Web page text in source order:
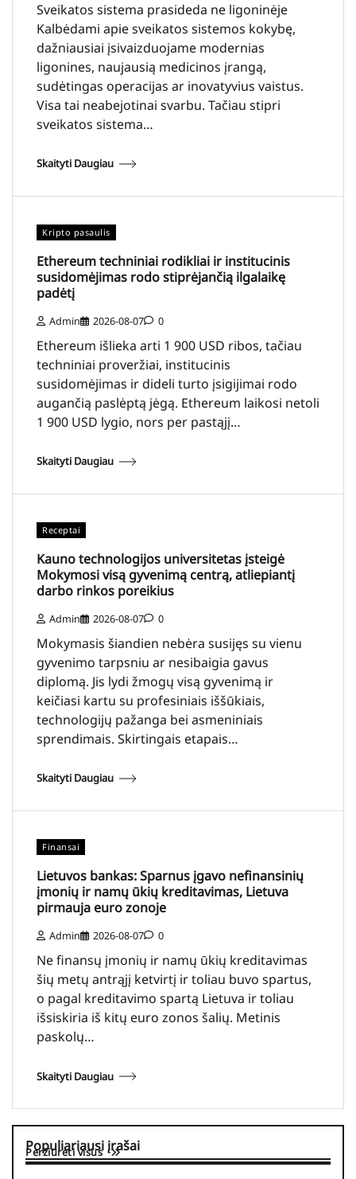
Sveikatos sistema prasideda ne ligoninėje
Kalbėdami apie sveikatos sistemos kokybę,
dažniausiai įsivaizduojame modernias
ligonines, naujausią medicinos įrangą,
sudėtingas operacijas ar inovatyvius vaistus.
Visa tai neabejotinai svarbu. Tačiau stipri
sveikatos sistema…
Skaityti Daugiau
Kripto pasaulis
Ethereum techniniai rodikliai ir institucinis
susidomėjimas rodo stiprėjančią ilgalaikę
padėtį
Admin 2026-08-07 0
Ethereum išlieka arti 1 900 USD ribos, tačiau
techniniai proveržiai, institucinis
susidomėjimas ir dideli turto įsigijimai rodo
augančią paslėptą jėgą. Ethereum laikosi netoli
1 900 USD lygio, nors per pastąjį…
Skaityti Daugiau
Receptai
Kauno technologijos universitetas įsteigė
Mokymosi visą gyvenimą centrą, atliepiantį
darbo rinkos poreikius
Admin 2026-08-07 0
Mokymasis šiandien nebėra susijęs su vienu
gyvenimo tarpsniu ar nesibaigia gavus
diplomą. Jis lydi žmogų visą gyvenimą ir
keičiasi kartu su profesiniais iššūkiais,
technologijų pažanga bei asmeniniais
sprendimais. Skirtingais etapais…
Skaityti Daugiau
Finansai
Lietuvos bankas: Sparnus įgavo nefinansinių
įmonių ir namų ūkių kreditavimas, Lietuva
pirmauja euro zonoje
Admin 2026-08-07 0
Ne finansų įmonių ir namų ūkių kreditavimas
šių metų antrąjį ketvirtį ir toliau buvo spartus,
o pagal kreditavimo spartą Lietuva ir toliau
išsiskiria iš kitų euro zonos šalių. Metinis
paskolų…
Skaityti Daugiau
Populiariausi įrašai
Peržiūrėti visus